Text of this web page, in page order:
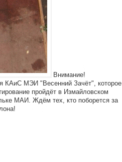
Внимание!
КАиС МЭИ "Весенний Зачёт", которое
пройдёт в Измайловском
МАИ. Ждём тех, кто поборется за